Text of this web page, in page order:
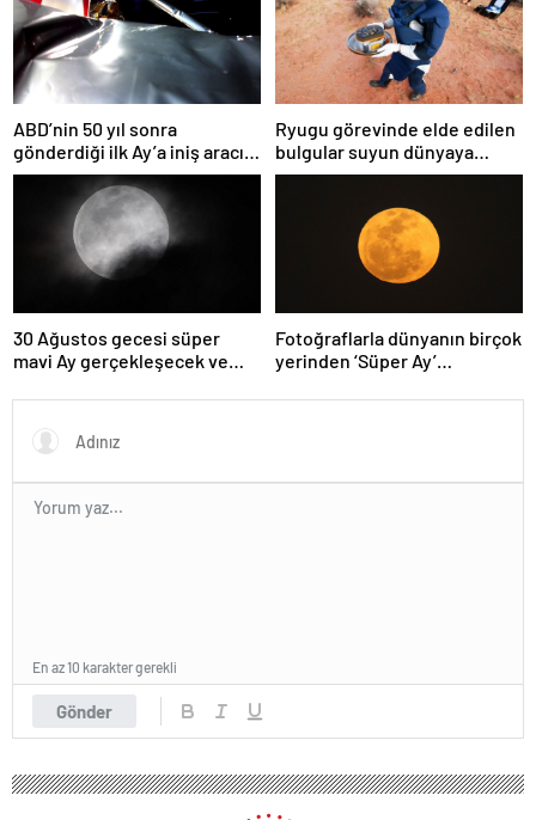
ABD’nin 50 yıl sonra
gönderdiği ilk Ay’a iniş aracı
Peregrine atmosferde
yanarak denize düştü
Ryugu görevinde elde edilen
bulgular suyun dünyaya
asteroitlerce getirilmiş
30 Ağustos gecesi süper
mavi Ay gerçekleşecek ve
olacak
Fotoğraflarla dünyanın birçok
yerinden ‘Süper Ay’
Gönder
En az 10 karakter gerekli